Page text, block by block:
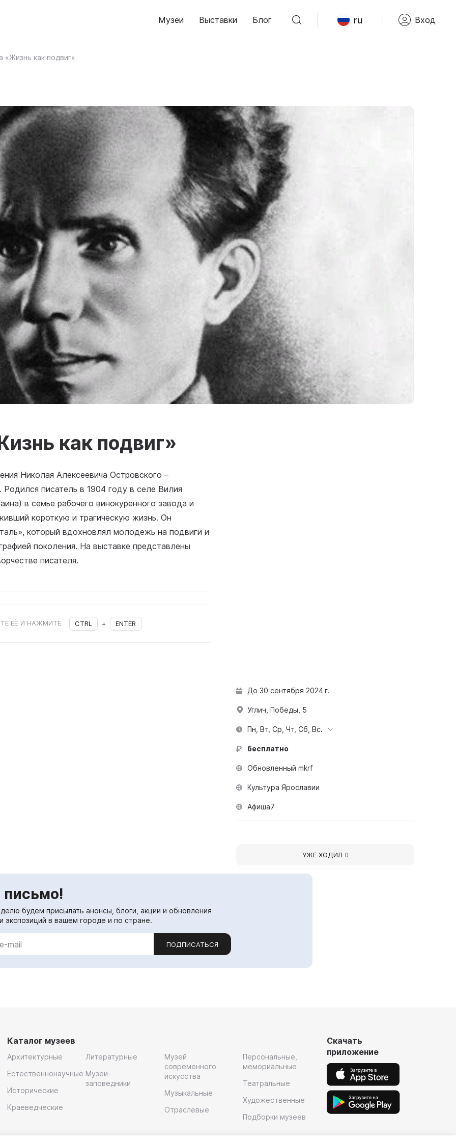
Музеи Выставки Блог ru Вход
«Жизнь как подвиг»
как подвиг»
Николая Алексеевича Островского –
писатель в 1904 году в селе Вилия
в семье рабочего винокуренного завода и
короткую и трагическую жизнь. Он
который вдохновлял молодежь на подвиги и
поколения. На выставке представлены
писателя.
ЕЁ И НАЖМИТЕ CTRL + ENTER
До 30 сентября 2024 г.
Углич, Победы, 5
Пн, Вт, Ср, Чт, Сб, Вс.
бесплатно
Обновленный mkrf
Культура Ярославии
Афиша7
УЖЕ ХОДИЛ 0
письмо!
будем присылать анонсы, блоги, акции и обновления
экспозиций в вашем городе и по стране.
ПОДПИСАТЬСЯ
Каталог музеев
Архитектурные
Естественнонаучные
Исторические
Краеведческие
Литературные
Музеи-
заповедники
Музей
современного
искусства
Музыкальные
Отраслевые
Персональные,
мемориальные
Театральные
Художественные
Подборки музеев
Скачать
приложение